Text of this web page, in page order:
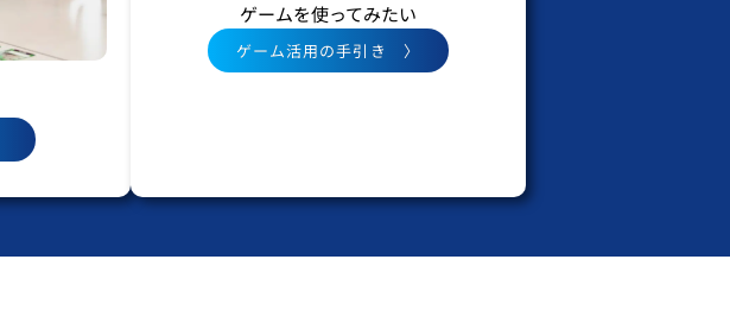
ゲームを使ってみたい
ゲーム活用の手引き 〉